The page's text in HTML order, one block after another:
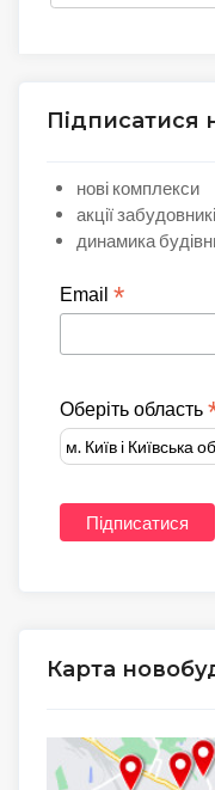
Підписатися
нові комплекси
акції
динамика
Email *
Оберіть область
Карта